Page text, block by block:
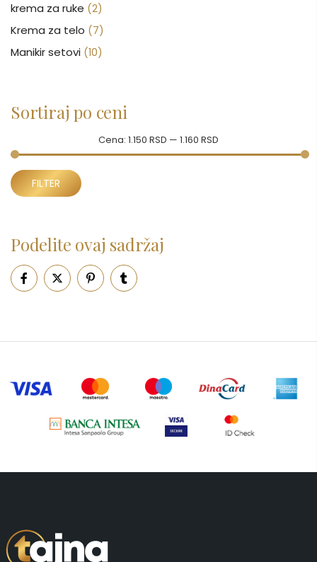
krema za ruke (2)
Krema za telo (7)
Manikir setovi (10)
Nega lica (88)
Neseseri
Novčanici (50)
Pepe Jeans Ranac (10)
Piling za telo (3)
Putni program (47)
Šminka (187)
Uncategorized (1)
Sortiraj po ceni
FILTER
Cena: 1.150 RSD — 1.160 RSD
Podelite ovaj sadržaj